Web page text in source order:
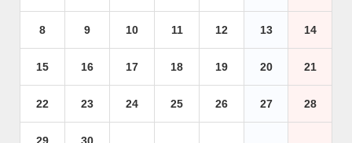
8 9 10 11 12 13 14
15 16 17 18 19 20 21
22 23 24 25 26 27 28